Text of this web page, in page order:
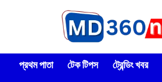
প্রথম পাতা টেক টিপস ট্রেন্ডিং খবর